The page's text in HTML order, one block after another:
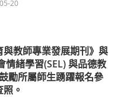
20
教師專業發展期刊》與
情緒學習(SEL) 與品德教
勵所屬師生踴躍報名參
。